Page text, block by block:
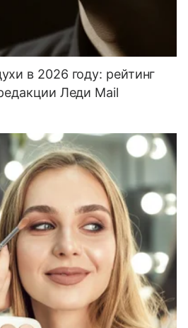
в 2026 году: рейтинг
Леди Mail